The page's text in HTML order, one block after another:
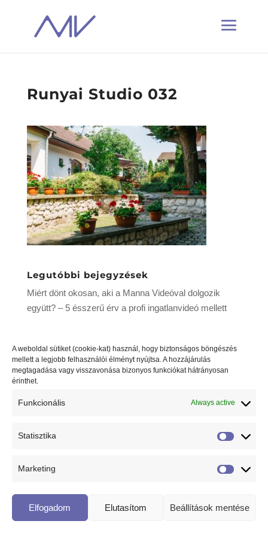
A weboldal sütiket (cookie-kat) használ, hogy biztonságos böngészés
mellett a legjobb felhasználói élményt nyújtsa. A hozzájárulás
megtagadása vagy visszavonása bizonyos funkciókat hátrányosan
érinthet.
Funkcionális Always active
Statisztika
Marketing
Elfogadom Elutasítom Beállítások mentése
Runyai Studio 032
Legutóbbi bejegyzések
Miért dönt okosan, aki a Manna Videóval dolgozik
együtt? – 5 ésszerű érv a profi ingatlanvideó mellett
Az ingatlanvideózás és fotózás néhány egyszerű
lépésben